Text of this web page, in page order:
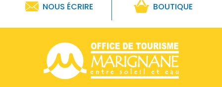
NOUS ÉCRIRE BOUTIQUE